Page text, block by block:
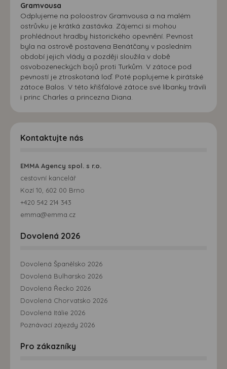
Gramvousa
Odplujeme na poloostrov Gramvousa a na malém
ostrůvku je krátká zastávka. Zájemci si mohou
prohlédnout hradby historického opevnění. Pevnost
byla na ostrově postavena Benátčany v posledním
období jejich vlády a později sloužila v době
osvobozeneckých bojů proti Turkům. V zátoce pod
pevností je ztroskotaná loď. Poté poplujeme k pirátské
zátoce Balos. V této křišťálové zátoce své líbanky trávili
i princ Charles a princezna Diana.
Kontaktujte nás
EMMA Agency spol. s r.o.
cestovní kancelář
Kozí 10, 602 00 Brno
+420 542 214 343
emma@emma.cz
Dovolená 2026
Dovolená Španělsko 2026
Dovolená Bulharsko 2026
Dovolená Řecko 2026
Dovolená Chorvatsko 2026
Dovolená Itálie 2026
Poznávací zájezdy 2026
Pro zákazníky